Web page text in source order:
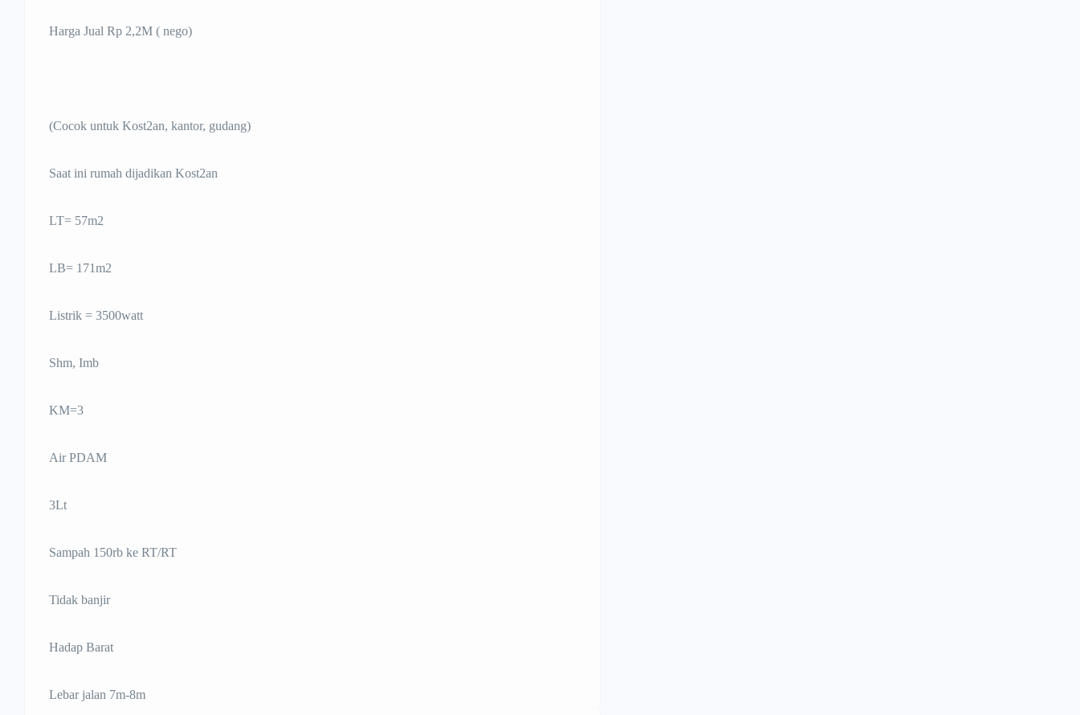
Harga Jual Rp 2,2M ( nego)
(Cocok untuk Kost2an, kantor, gudang)
Saat ini rumah dijadikan Kost2an
LT= 57m2
LB= 171m2
Listrik = 3500watt
Shm, Imb
KM=3
Air PDAM
3Lt
Sampah 150rb ke RT/RT
Tidak banjir
Hadap Barat
Lebar jalan 7m-8m